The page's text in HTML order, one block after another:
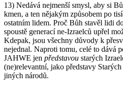
13) Nedává nejmenší smysl, aby si
kmen, a ten nějakým způsobem po
ostatním lidem. Proč Bůh stavěl lidi
spoustě generací ne-Izraelců upřel
Kdepak, jsou všechny důvody k
nejednal. Naproti tomu, celé to dává
JAHWE jen představou starých
(ne)relevantní, jako představy
jiných národů.